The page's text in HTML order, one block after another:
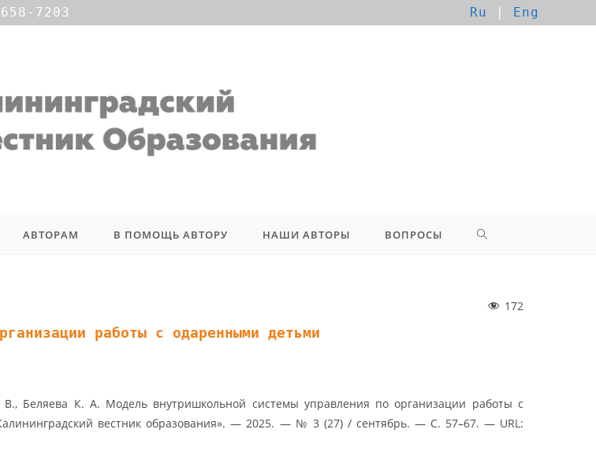
7203 Ru | Eng
АВТОРАМ В ПОМОЩЬ АВТОРУ НАШИ АВТОРЫ ВОПРОСЫ
172
работы с одаренными детьми
Беляева К. А. Модель внутришкольной системы управления по организации работы с
вестник образования». — 2025. — № 3 (27) / сентябрь. — С. 57–67. — URL: